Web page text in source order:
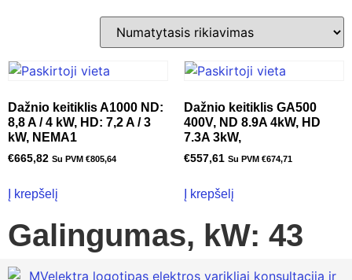
Dažnio keitiklis A1000 ND:
8,8 A / 4 kW, HD: 7,2 A / 3
kW, NEMA1
€665,82 Su PVM €805,64
Į krepšelį
Dažnio keitiklis GA500
400V, ND 8.9A 4kW, HD
7.3A 3kW,
€557,61 Su PVM €674,71
Į krepšelį
Galingumas, kW: 43